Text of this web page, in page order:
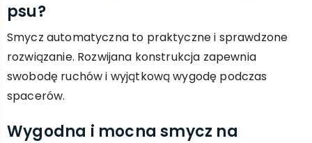
psu?
Smycz automatyczna to praktyczne i sprawdzone
rozwiązanie. Rozwijana konstrukcja zapewnia
swobodę ruchów i wyjątkową wygodę podczas
spacerów.
Wygodna i mocna smycz na